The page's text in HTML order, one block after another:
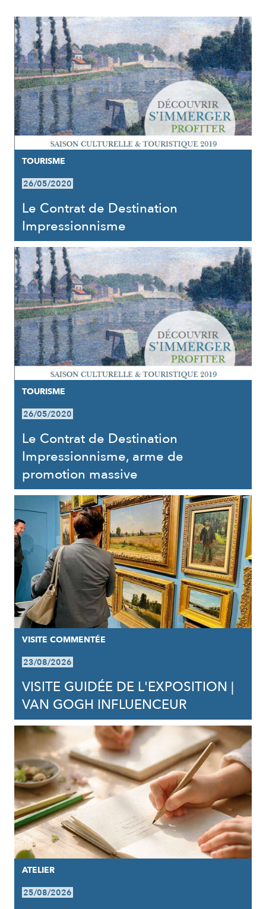
RÉSULTATS
TOURISME
26/05/2020
Le Contrat de Destination
Impressionnisme
TOURISME
26/05/2020
Le Contrat de Destination
Impressionnisme, arme de
promotion massive
VISITE COMMENTÉE
23/08/2026
VISITE GUIDÉE DE L'EXPOSITION |
VAN GOGH INFLUENCEUR
ATELIER
25/08/2026